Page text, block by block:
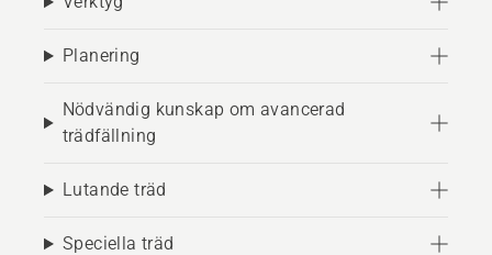
Planering
Nödvändig kunskap om avancerad
trädfällning
Lutande träd
Speciella träd